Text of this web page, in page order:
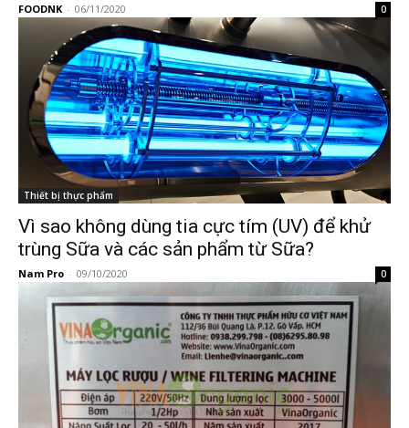
FOODNK - 06/11/2020 0
Thiết bị thực phẩm
Vì sao không dùng tia cực tím (UV) để khử
trùng Sữa và các sản phẩm từ Sữa?
Nam Pro - 09/10/2020 0